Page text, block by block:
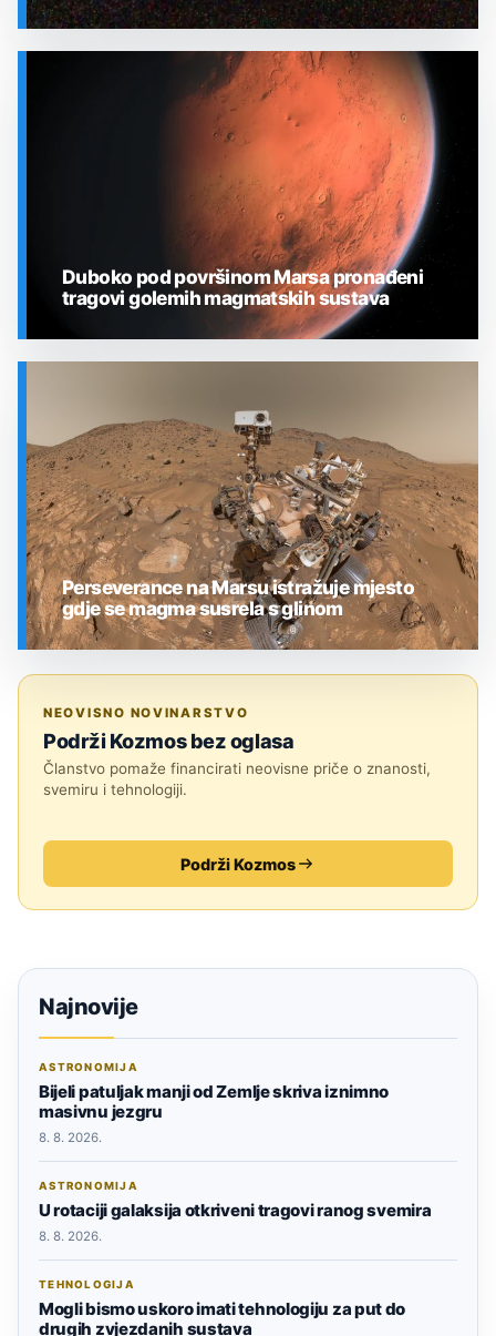
Duboko pod površinom Marsa pronađeni
tragovi golemih magmatskih sustava
Perseverance na Marsu istražuje mjesto
gdje se magma susrela s glinom
NEOVISNO NOVINARSTVO
Podrži Kozmos bez oglasa
Članstvo pomaže financirati neovisne priče o znanosti,
svemiru i tehnologiji.
Podrži Kozmos
Najnovije
ASTRONOMIJA
Bijeli patuljak manji od Zemlje skriva iznimno
masivnu jezgru
8. 8. 2026.
ASTRONOMIJA
U rotaciji galaksija otkriveni tragovi ranog svemira
8. 8. 2026.
TEHNOLOGIJA
Mogli bismo uskoro imati tehnologiju za put do
drugih zvjezdanih sustava